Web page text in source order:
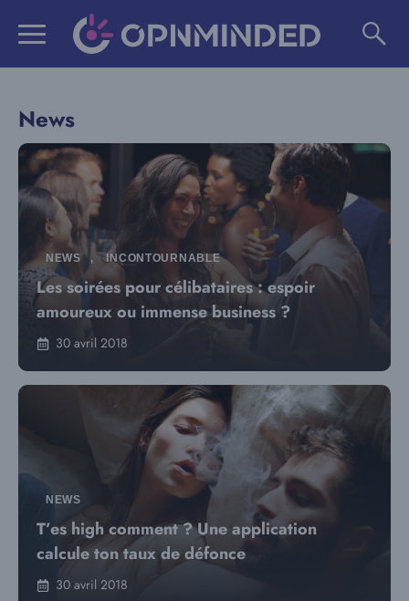
News
NEWS , INCONTOURNABLE
Les soirées pour célibataires : espoir
amoureux ou immense business ?
30 avril 2018
NEWS
T’es high comment ? Une application
calcule ton taux de défonce
30 avril 2018